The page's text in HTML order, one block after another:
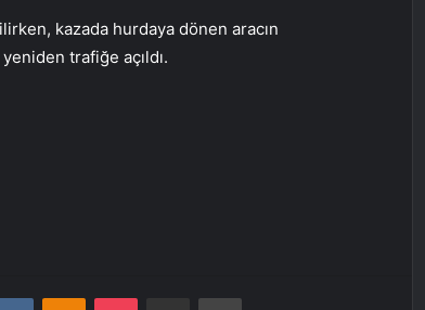
kazada hurdaya dönen aracın
trafiğe açıldı.
VKontakteOdnoklassniki
Pocket E-Posta ile paylaş Yazdır